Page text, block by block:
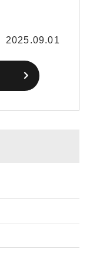
2025.09.01